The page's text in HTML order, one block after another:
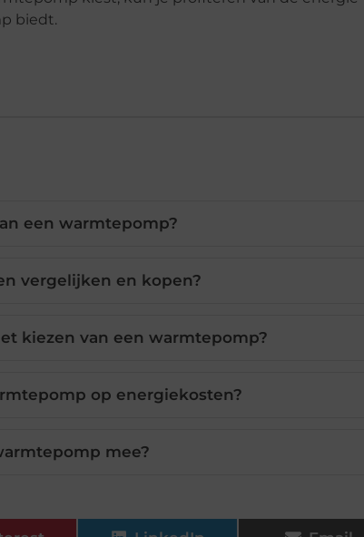
biedt.
een warmtepomp?
vergelijken en kopen?
kiezen van een warmtepomp?
op energiekosten?
mee?